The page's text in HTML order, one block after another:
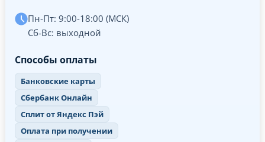
Пн-Пт: 9:00-18:00 (МСК)
Сб-Вс: выходной
Способы оплаты
Банковские карты
Сбербанк Онлайн
Сплит от Яндекс Пэй
Оплата при получении